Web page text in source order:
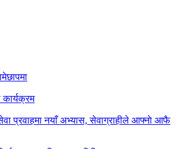
कार्यक्रम
सेवा प्रवाहमा नयाँ अभ्यास, सेवाग्राहीले आफ्नाे आफै